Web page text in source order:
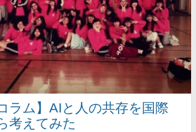
ラム】AIと人の共存を国際
考えてみた